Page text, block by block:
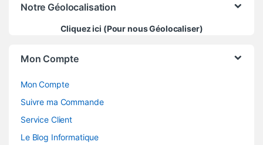
Notre Géolocalisation
Cliquez ici (Pour nous Géolocaliser)
Mon Compte
Mon Compte
Suivre ma Commande
Service Client
Le Blog Informatique